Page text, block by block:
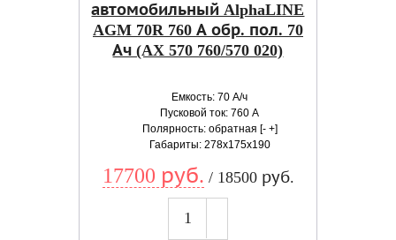
автомобильный AlphaLINE
AGM 70R 760 А обр. пол. 70
Ач (AX 570 760/570 020)
Емкость: 70 А/ч
Пусковой ток: 760 А
Полярность: обратная [- +]
Габариты: 278x175x190
17700 руб. / 18500 руб.